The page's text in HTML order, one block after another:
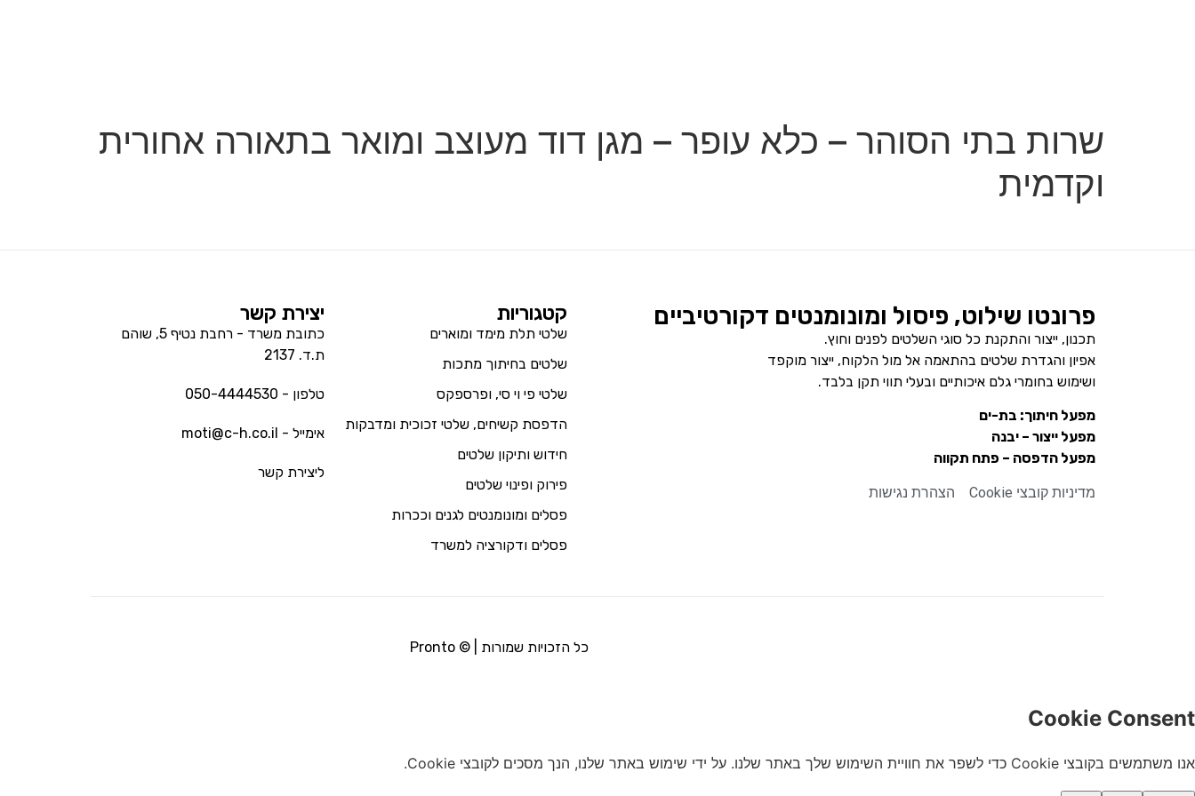
שרות בתי הסוהר – כלא עופר – מגן דוד מעוצב ומואר בתאורה אחורית
וקדמית
פרונטו שילוט, פיסול ומונומנטים דקורטיביים
תכנון, ייצור והתקנת כל סוגי השלטים לפנים וחוץ.
אפיון והגדרת שלטים בהתאמה אל מול הלקוח, ייצור מוקפד
ושימוש בחומרי גלם איכותיים ובעלי תווי תקן בלבד.
מפעל חיתוך: בת-ים
מפעל ייצור – יבנה
מפעל הדפסה – פתח תקווה
מדיניות קובצי Cookie הצהרת נגישות
קטגוריות
שלטי תלת מימד ומוארים
שלטים בחיתוך מתכות
שלטי פי וי סי, ופרספקס
הדפסת קשיחים, שלטי זכוכית ומדבקות
חידוש ותיקון שלטים
פירוק ופינוי שלטים
פסלים ומונומנטים לגנים וככרות
פסלים ודקורציה למשרד
יצירת קשר
כתובת משרד - רחבת נטיף 5, שוהם
ת.ד. 2137
טלפון - 050-4444530
אימייל - moti@c-h.co.il
ליצירת קשר
כל הזכויות שמורות | © Pronto